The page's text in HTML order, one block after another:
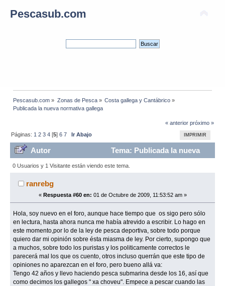
Pescasub.com
Pescasub.com » Zonas de Pesca» Costa gallega y Cantábrico»
Publicada la nueva normativa gallega
« anterior próximo »
IMPRIMIR
Páginas: 1 2 3 4 [5]6 7 Ir Abajo
Autor
Tema: Publicada la nueva
normativa gallega (Leído 179388 veces)
0 Usuarios y 1 Visitante están viendo este tema.
ranrebg
« Respuesta #60 en: 01 de Octubre de 2009, 11:53:52 am »
Hola, soy nuevo en el foro, aunque hace tiempo que os sigo pero sólo
en lectura, hasta ahora nunca me había atrevido a escribir. Lo hago en
este momento,por lo de la ley de pesca deportiva, sobre todo porque
quiero dar mi opinión sobre ésta miasma de ley. Por cierto, supongo que
a muchos, sobre todo los puristas y los politicamente correctos le
parecerá mal los que os cuento, otros incluso querrán que este tipo de
opiniones no aparezcan en el foro, pero bueno allá va:
Tengo 42 años y llevo haciendo pesca submarina desde los 16, así que
como decimos los gallegos " xa choveu". Empece a pescar cuando las